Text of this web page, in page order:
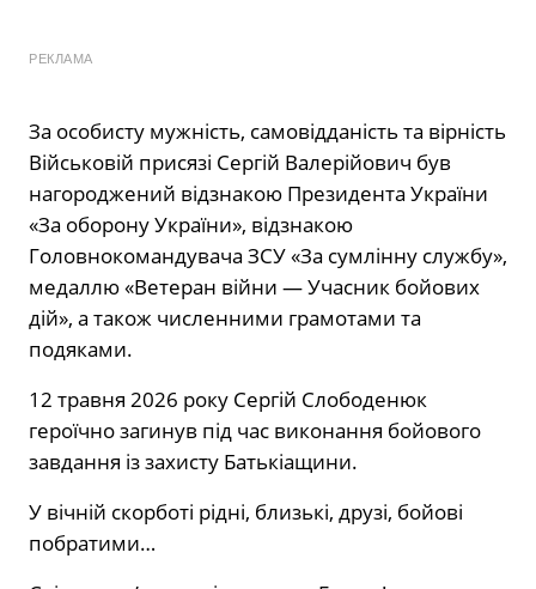
РЕКЛАМА
За особисту мужність, самовідданість та вірність
Військовій присязі Сергій Валерійович був
нагороджений відзнакою Президента України
«За оборону України», відзнакою
Головнокомандувача ЗСУ «За сумлінну службу»,
медаллю «Ветеран війни — Учасник бойових
дій», а також численними грамотами та
подяками.
12 травня 2026 року Сергій Слободенюк
героїчно загинув під час виконання бойового
завдання із захисту Батькіащини.
У вічній скорботі рідні, близькі, друзі, бойові
побратими…